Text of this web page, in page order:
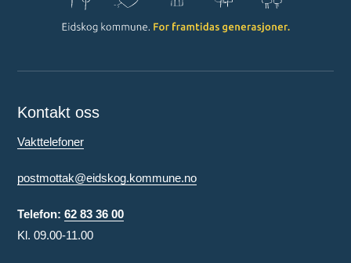
Kontakt oss
Vakttelefoner
postmottak@eidskog.kommune.no
Telefon:62 83 36 00
Kl. 09.00-11.00